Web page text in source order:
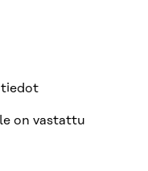
tiedot
on vastattu